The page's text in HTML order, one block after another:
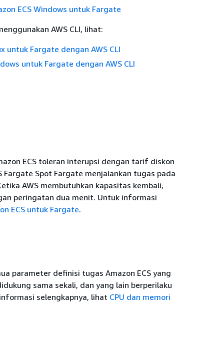
ECS Windows untuk Fargate
AWS CLI, lihat:
untuk Fargate dengan AWS CLI
untuk Fargate dengan AWS CLI
ECS toleran interupsi dengan tarif diskon
Fargate Spot Fargate menjalankan tugas pada
AWS membutuhkan kapasitas kembali,
peringatan dua menit. Untuk informasi
ECS untuk Fargate.
parameter definisi tugas Amazon ECS yang
sama sekali, dan yang lain berperilaku
selengkapnya, lihat CPU dan memori